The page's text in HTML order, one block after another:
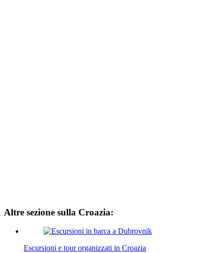
Altre sezione sulla Croazia:
Escursioni e tour organizzati in Croazia